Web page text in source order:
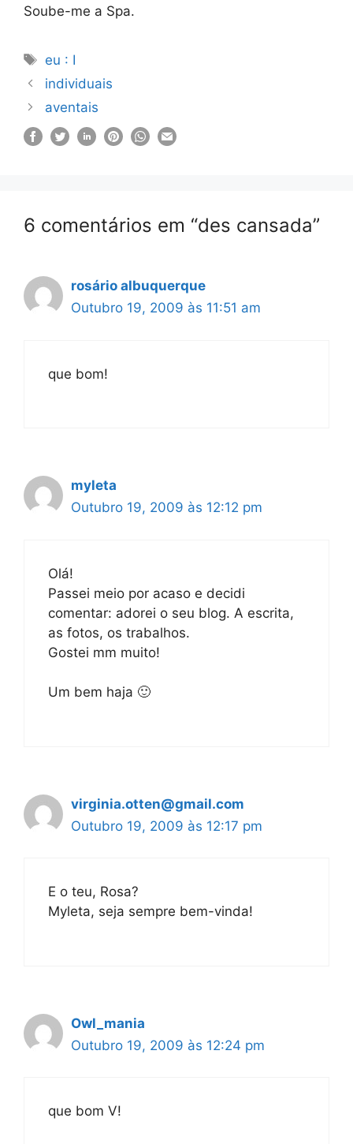
Soube-me a Spa.
Etiquetas
eu : I
individuais
aventais
6 comentários em “des cansada”
rosário albuquerque
Outubro 19, 2009 às 11:51 am
que bom!
myleta
Outubro 19, 2009 às 12:12 pm
Olá!
Passei meio por acaso e decidi
comentar: adorei o seu blog. A escrita,
as fotos, os trabalhos.
Gostei mm muito!
Um bem haja 🙂
virginia.otten@gmail.com
Outubro 19, 2009 às 12:17 pm
E o teu, Rosa?
Myleta, seja sempre bem-vinda!
Owl_mania
Outubro 19, 2009 às 12:24 pm
que bom V!